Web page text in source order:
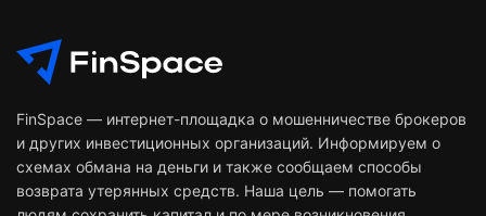
FinSpace — интернет-площадка о мошенничестве брокеров
и других инвестиционных организаций. Информируем о
схемах обмана на деньги и также сообщаем способы
возврата утерянных средств. Наша цель — помогать